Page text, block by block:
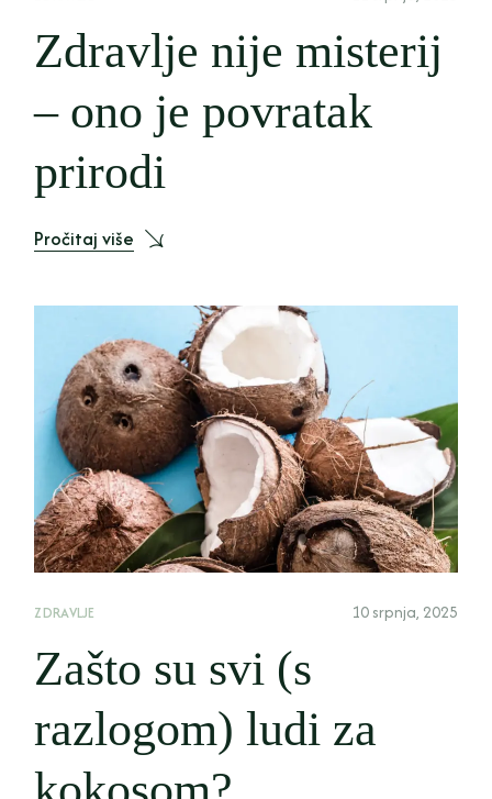
Zdravlje nije misterij
– ono je povratak
prirodi
Pročitaj više
ZDRAVLJE 10 srpnja, 2025
Zašto su svi (s
razlogom) ludi za